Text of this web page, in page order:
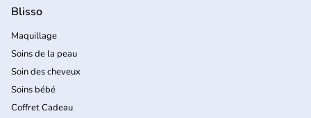
Blisso
Maquillage
Soins de la peau
Soin des cheveux
Soins bébé
Coffret Cadeau